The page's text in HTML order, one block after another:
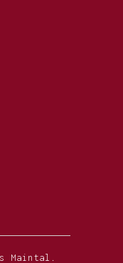
Maintal.